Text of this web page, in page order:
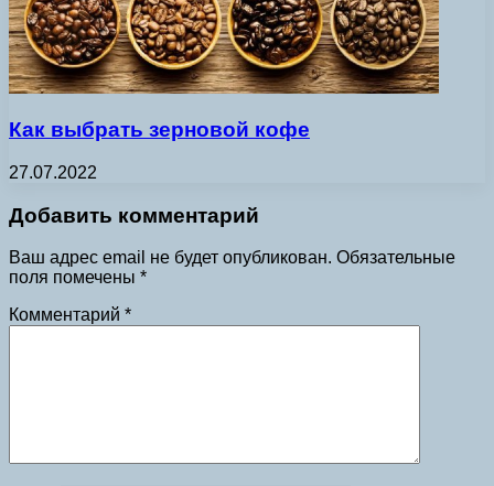
Как выбрать зерновой кофе
27.07.2022
Добавить комментарий
Ваш адрес email не будет опубликован. Обязательные
поля помечены *
Комментарий *